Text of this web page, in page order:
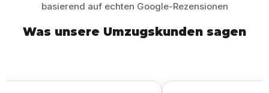
basierend auf echten Google-Rezensionen
Was unsere Umzugskunden sagen